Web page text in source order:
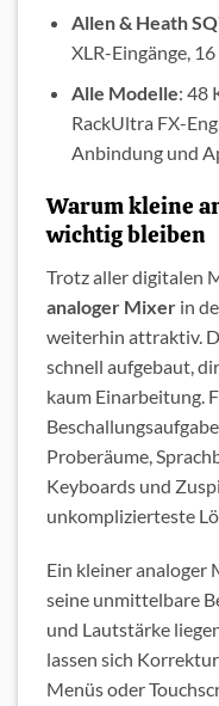
Allen & Heath
XLR-Eingänge,
Alle Modelle: 48
RackUltra FX-
Anbindung und
Warum kleine
wichtig bleiben
Trotz aller digitalen
analoger Mixer in
weiterhin attraktiv.
schnell aufgebaut,
kaum Einarbeitung.
Proberäume,
Keyboards und
unkomplizierteste
Ein kleiner analoger
seine unmittelbare
und Lautstärke
lassen sich
Menüs oder